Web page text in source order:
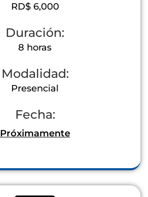
RD$ 6,000
Duración:
8 horas
Modalidad:
Presencial
Fecha:
Próximamente